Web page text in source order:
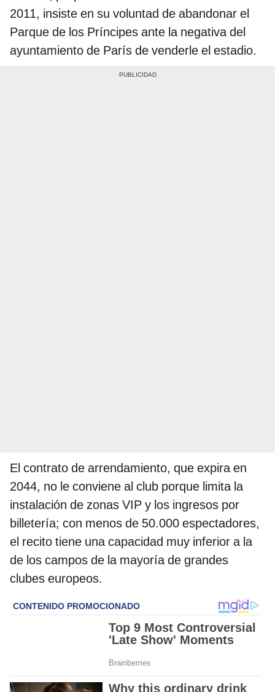
2011, insiste en su voluntad de abandonar el
Parque de los Príncipes ante la negativa del
ayuntamiento de París de venderle el estadio.
El contrato de arrendamiento, que expira en
2044, no le conviene al club porque limita la
instalación de zonas VIP y los ingresos por
billetería; con menos de 50.000 espectadores,
el recito tiene una capacidad muy inferior a la
de los campos de la mayoría de grandes
clubes europeos.